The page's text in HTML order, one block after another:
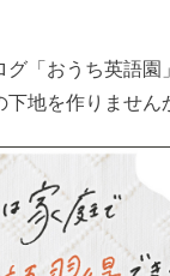
グ「おうち英語園
下地を作りません